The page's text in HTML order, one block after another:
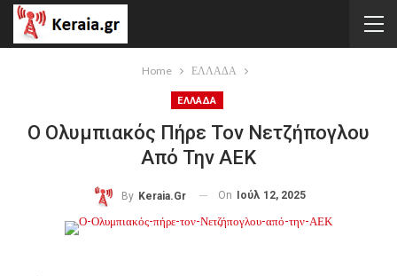
Home ΕΛΛΑΔΑ
ΕΛΛΑΔΑ
Ο Ολυμπιακός Πήρε Τον Νετζήπογλου
Από Την ΑΕΚ
By Keraia.gr On Ιούλ 12, 2025